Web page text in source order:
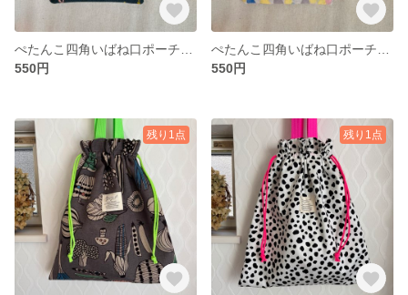
550円
550円
残り1点 残り1点